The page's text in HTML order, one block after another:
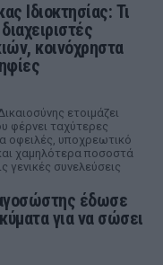
Ιδιοκτησίας: Τι
κοινόχρηστα
ετοιμάζει
φέρνει ταχύτερες
οφειλές, υποχρεωτικό
χαμηλότερα ποσοστά
γενικές συνελεύσεις
έδωσε
για να σώσει